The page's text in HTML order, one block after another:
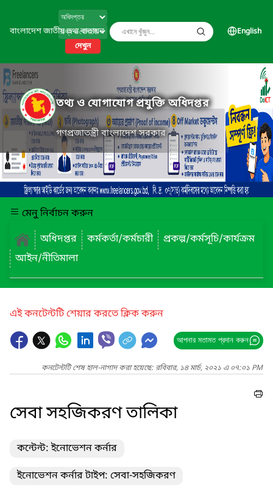
বাংলাদেশ জাতীয় তথ্য বাতায়ন
দেখুন
English
তথ্য ও যোগাযোগ প্রযুক্তি অধিদপ্তর
গণপ্রজাতন্ত্রী বাংলাদেশ সরকার
মেনু নির্বাচন করুন
অধিদপ্তর
কর্মকর্তা/কর্মচারী
প্রকল্প/কর্মসূচি/কার্যক্রম
আইন/নীতিমালা
এই কনটেন্টটি শেয়ার করতে ক্লিক করুন
আপনার মতামত প্রদান করুন
কনটেন্টটি শেষ হাল-নাগাদ করা হয়েছে: রবিবার, ১৪ মার্চ, ২০২১ এ ০৭:০১ PM
সেবা সহজিকরণ তালিকা
কন্টেন্ট: ইনোভেশন কর্নার
ইনোভেশন কর্নার টাইপ: সেবা-সহজিকরণ